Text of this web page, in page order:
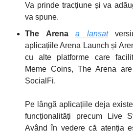
Va prinde tracțiune și va
va spune.
The Arena a lansat
aplicațiile Arena Launch și
cu alte platforme care
Meme Coins, The Arena
SocialFi.
Pe lângă aplicațiile deja
funcționalități precum Live
Având în vedere că atenția